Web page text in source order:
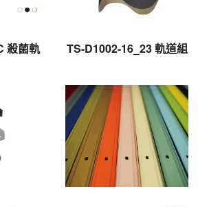
殺菌軌
TS-D1002-16_23 軌道組